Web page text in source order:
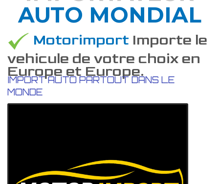
DÉCOUVREZ COMMENT
AUTO MONDIAL
Motorimport Importe le
vehicule de votre choix en
Europe et Europe.
IMPORT AUTO PARTOUT DANS LE
MONDE